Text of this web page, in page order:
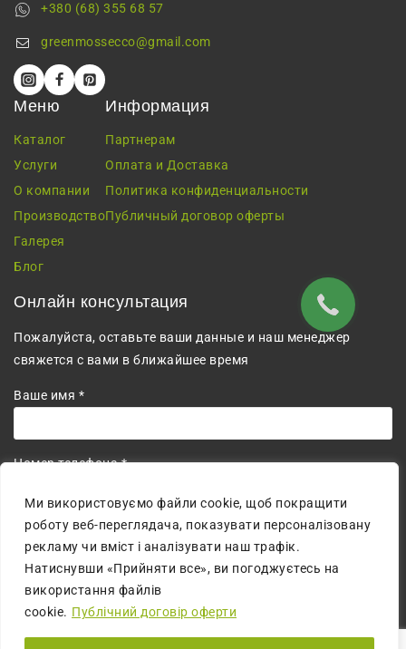
Ми використовуємо файли cookie, щоб покращити
роботу веб-переглядача, показувати персоналізовану
рекламу чи вміст і аналізувати наш трафік.
Натиснувши «Прийняти все», ви погоджуєтесь на
використання файлів
cookie. Публічний договір оферти
+380 (68) 355 68 57
greenmossecco@gmail.com
Меню
Каталог
Услуги
О компании
Производство
Галерея
Блог
Информация
Партнерам
Оплата и Доставка
Политика конфиденциальности
Публичный договор оферты
Онлайн консультация
Пожалуйста, оставьте ваши данные и наш менеджер
свяжется с вами в ближайшее время
Ваше имя *
Номер телефона *
Соглашаюсь на обработку персональных данных.